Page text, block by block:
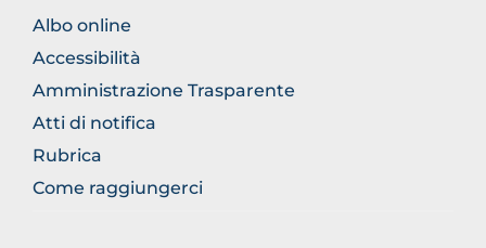
BROWSE
THE
SECTION
Albo online
Accessibilità
Amministrazione Trasparente
Atti di notifica
Rubrica
Come raggiungerci